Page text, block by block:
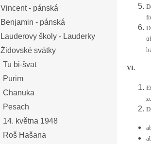
Vincent - pánská
Benjamin - pánská
Lauderovy školy - Lauderky
Źidovské svátky
Tu bi-švat
Purim
Chanuka
Pesach
14. května 1948
Roš Hašana
VI.